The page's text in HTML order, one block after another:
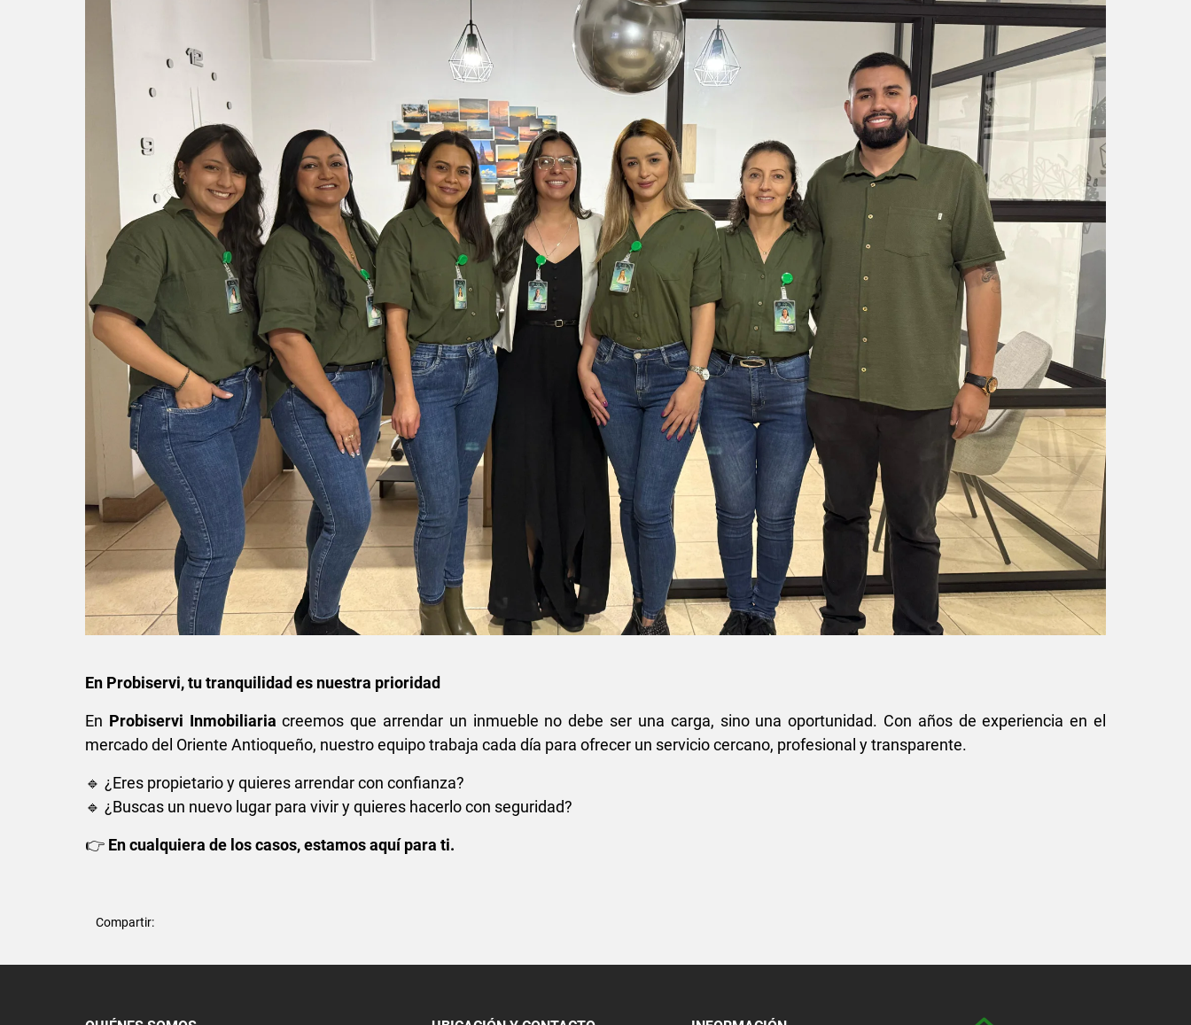
En Probiservi, tu tranquilidad es nuestra prioridad
En Probiservi Inmobiliaria creemos que arrendar un inmueble no debe ser una carga, sino una oportunidad. Con años de experiencia en el
mercado del Oriente Antioqueño, nuestro equipo trabaja cada día para ofrecer un servicio cercano, profesional y transparente.
🔹 ¿Eres propietario y quieres arrendar con confianza?
🔹 ¿Buscas un nuevo lugar para vivir y quieres hacerlo con seguridad?
👉 En cualquiera de los casos, estamos aquí para ti.
Compartir: